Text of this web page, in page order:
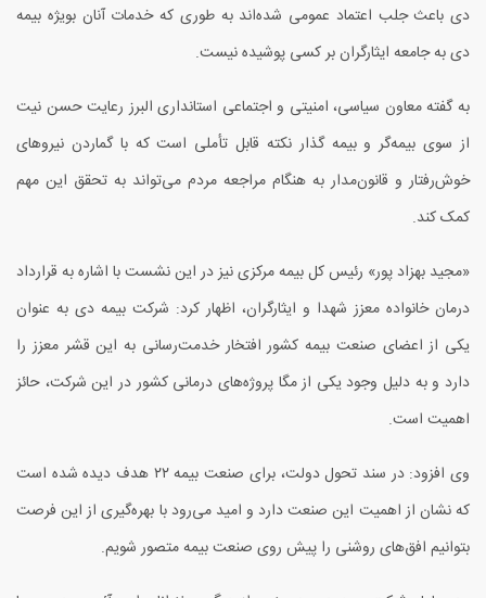
دی باعث جلب اعتماد عمومی شده‌اند به طوری که خدمات آنان بویژه بيمه
دی به جامعه ايثارگران بر كسی پوشيده نيست.
به گفته معاون سیاسی، امنیتی و اجتماعی استانداری البرز رعایت حسن نیت
از سوی بیمه‌گر و بیمه گذار نکته قابل تأملی است که با گماردن نيروهای
خوش‌رفتار و قانون‌مدار به هنگام مراجعه مردم می‌تواند به تحقق این مهم
کمک کند.
«مجید بهزاد پور» رئیس کل بیمه مرکزی نیز در این نشست با اشاره به قرارداد
درمان خانواده معزز شهدا و ایثارگران، اظهار کرد: شرکت بیمه دی به عنوان
یکی از اعضای صنعت بیمه کشور افتخار خدمت‌رسانی به این قشر معزز را
دارد و به دلیل وجود یکی از مگا پروژه‌های درمانی کشور در این شرکت، حائز
اهمیت است.
وی افزود: در سند تحول دولت، برای صنعت بیمه ۲۲ هدف دیده شده است
که نشان از اهمیت این صنعت دارد و امید می‌رود با بهره‌گیری از این فرصت
بتوانیم افق‌های روشنی را پیش روی صنعت بیمه متصور شویم.